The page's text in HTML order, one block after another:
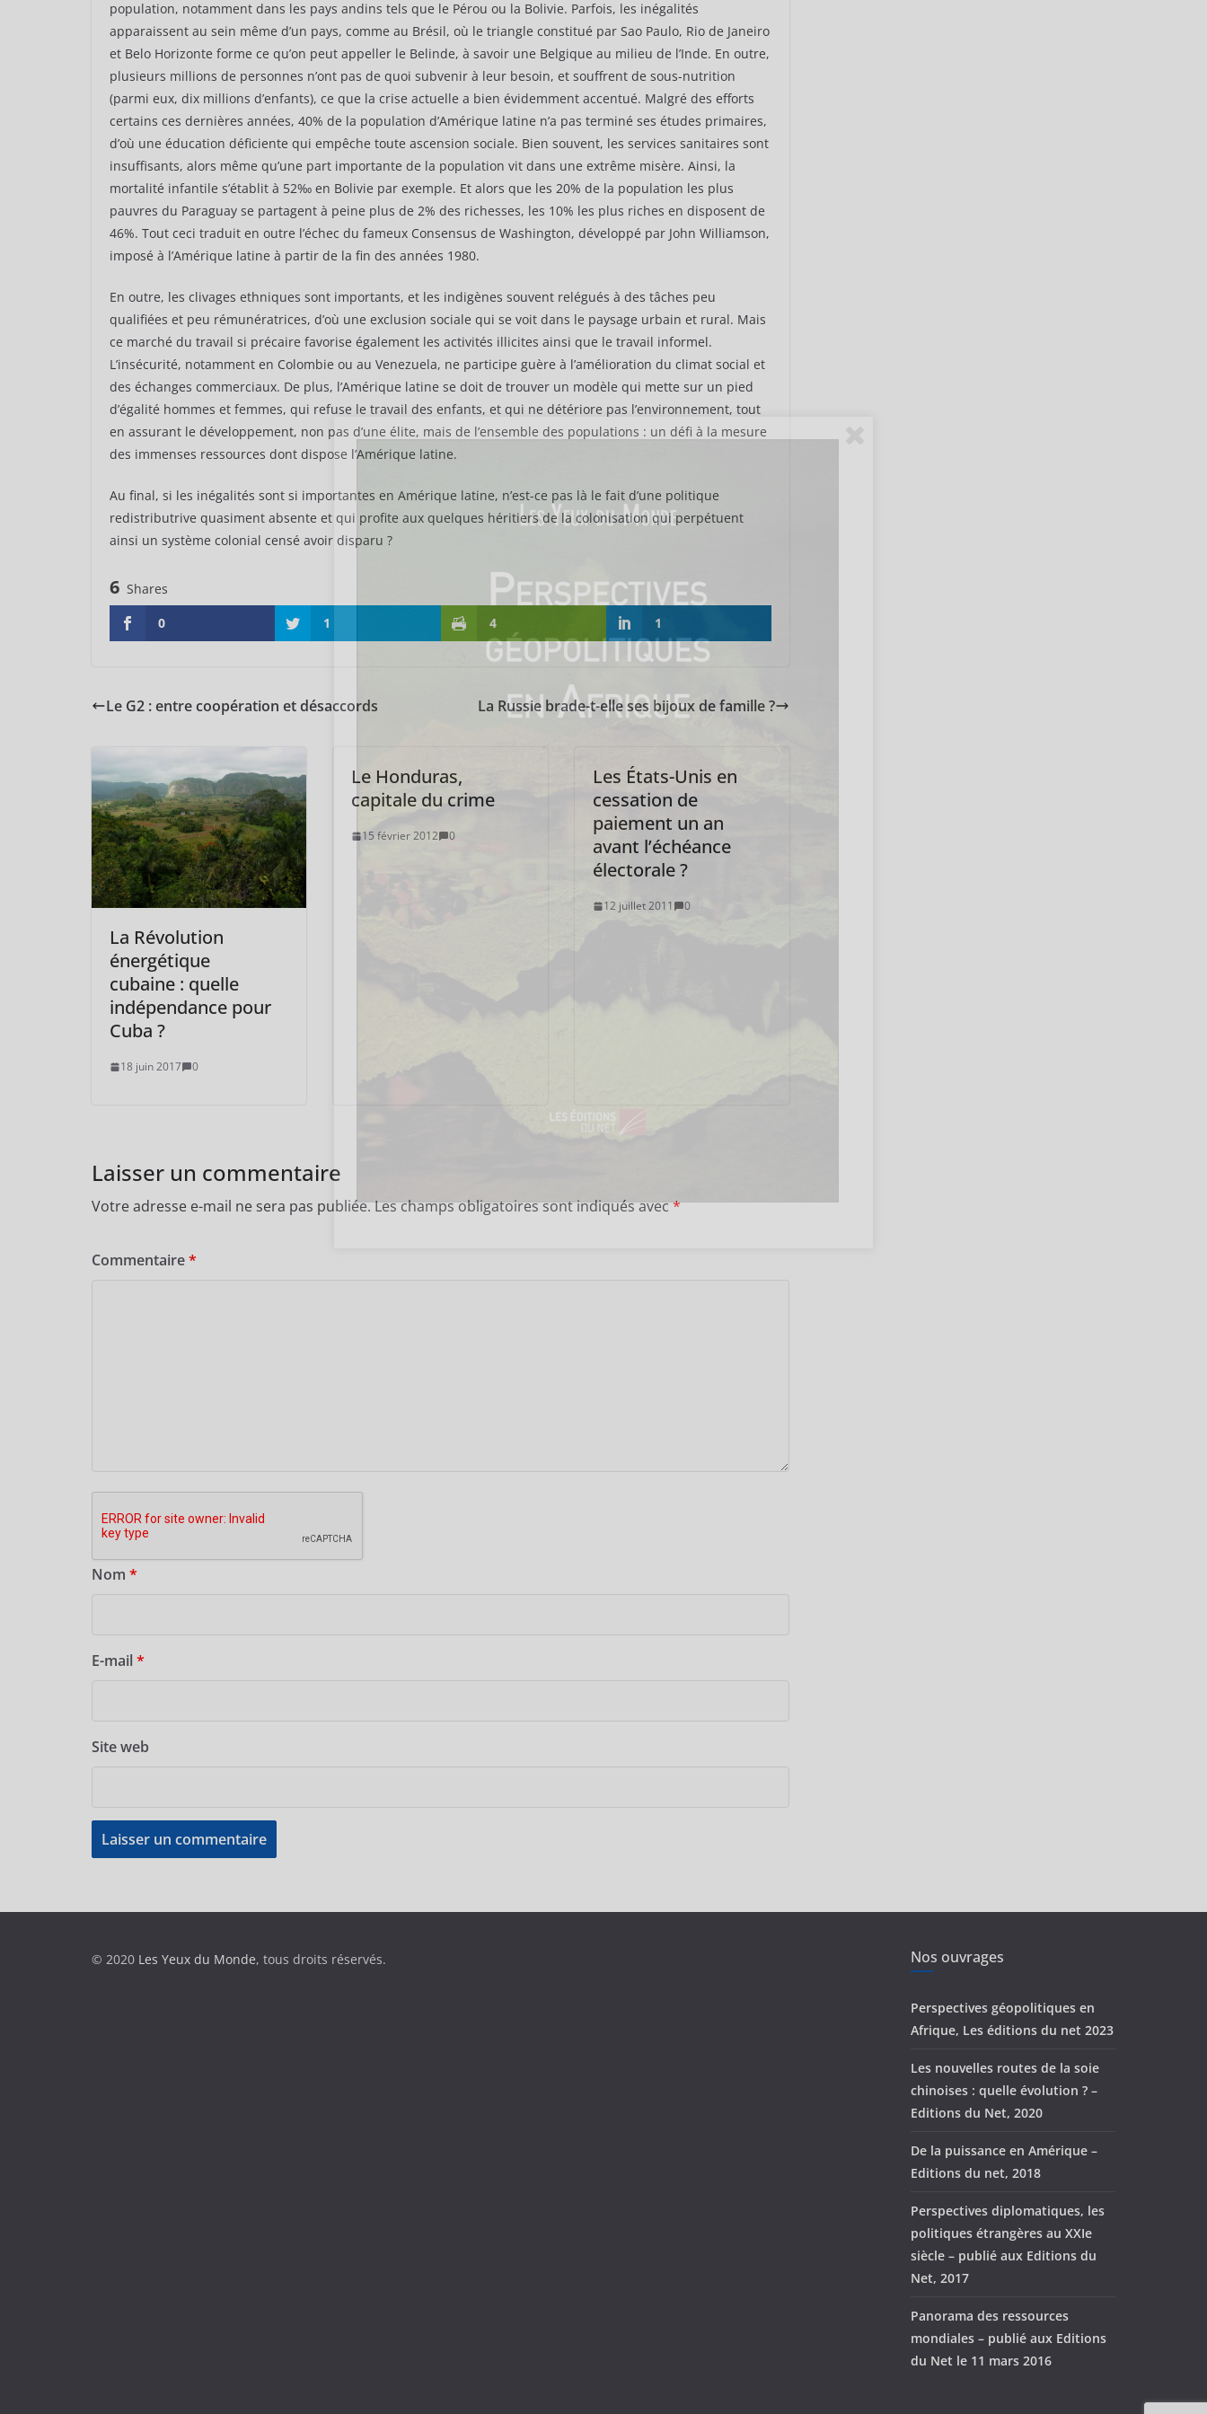
population, notamment dans les pays andins tels que le Pérou ou la Bolivie. Parfois, les inégalités
apparaissent au sein même d’un pays, comme au Brésil, où le triangle constitué par Sao Paulo, Rio de Janeiro
et Belo Horizonte forme ce qu’on peut appeller le Belinde, à savoir une Belgique au milieu de l’Inde. En outre,
plusieurs millions de personnes n’ont pas de quoi subvenir à leur besoin, et souffrent de sous-nutrition
(parmi eux, dix millions d’enfants), ce que la crise actuelle a bien évidemment accentué. Malgré des efforts
certains ces dernières années, 40% de la population d’Amérique latine n’a pas terminé ses études primaires,
d’où une éducation déficiente qui empêche toute ascension sociale. Bien souvent, les services sanitaires sont
insuffisants, alors même qu’une part importante de la population vit dans une extrême misère. Ainsi, la
mortalité infantile s’établit à 52‰ en Bolivie par exemple. Et alors que les 20% de la population les plus
pauvres du Paraguay se partagent à peine plus de 2% des richesses, les 10% les plus riches en disposent de
46%. Tout ceci traduit en outre l’échec du fameux Consensus de Washington, développé par John Williamson,
imposé à l’Amérique latine à partir de la fin des années 1980.
En outre, les clivages ethniques sont importants, et les indigènes souvent relégués à des tâches peu
qualifiées et peu rémunératrices, d’où une exclusion sociale qui se voit dans le paysage urbain et rural. Mais
ce marché du travail si précaire favorise également les activités illicites ainsi que le travail informel.
L’insécurité, notamment en Colombie ou au Venezuela, ne participe guère à l’amélioration du climat social et
des échanges commerciaux. De plus, l’Amérique latine se doit de trouver un modèle qui mette sur un pied
d’égalité hommes et femmes, qui refuse le travail des enfants, et qui ne détériore pas l’environnement, tout
en assurant le développement, non pas d’une élite, mais de l’ensemble des populations : un défi à la mesure
des immenses ressources dont dispose l’Amérique latine.
Au final, si les inégalités sont si importantes en Amérique latine, n’est-ce pas là le fait d’une politique
redistributrive quasiment absente et qui profite aux quelques héritiers de la colonisation qui perpétuent
ainsi un système colonial censé avoir disparu ?
6 Shares
0
1 4 1
Le G2 : entre coopération et désaccords La Russie brade-t-elle ses bijoux de famille ?
La Révolution
énergétique
cubaine : quelle
indépendance pour
Cuba ?
18 juin 2017 0
Le Honduras,
capitale du crime
15 février 2012 0
Les États-Unis en
cessation de
paiement un an
avant l’échéance
électorale ?
12 juillet 2011 0
Laisser un commentaire
Votre adresse e-mail ne sera pas publiée.Les champs obligatoires sont indiqués avec*
Commentaire*
Nom *
E-mail *
Site web
© 2020 Les Yeux du Monde, tous droits réservés. Nos ouvrages
Perspectives géopolitiques en
Afrique, Les éditions du net 2023
Les nouvelles routes de la soie
chinoises : quelle évolution ? –
Editions du Net, 2020
De la puissance en Amérique –
Editions du net, 2018
Perspectives diplomatiques, les
politiques étrangères au XXIe
siècle – publié aux Editions du
Net, 2017
Panorama des ressources
mondiales – publié aux Editions
du Net le 11 mars 2016